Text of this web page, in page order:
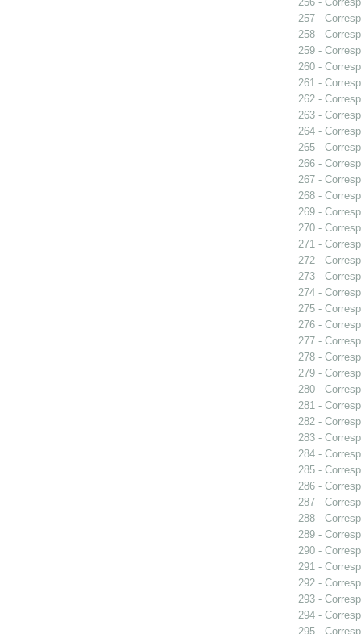
257 -
258 -
259 -
260 -
261 -
262 -
263 -
264 -
265 -
266 -
267 -
268 -
269 -
270 -
271 -
272 -
273 -
274 -
275 -
276 -
277 -
278 -
279 -
280 -
281 -
282 -
283 -
284 -
285 -
286 -
287 -
288 -
289 -
290 -
291 -
292 -
293 -
294 -
295 -